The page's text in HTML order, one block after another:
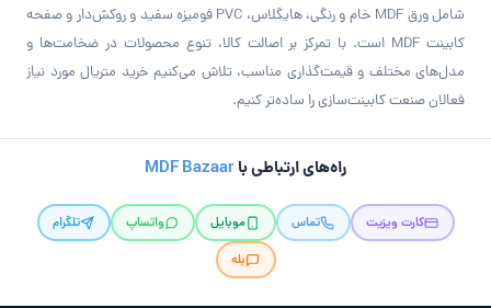
شامل ورق MDF خام و رنگی، هایگلاس، PVC فومیزه سفید و روکش‌دار و صفحه
کابینت MDF است. با تمرکز بر اصالت کالا، تنوع محصولات در ضخامت‌ها و
مدل‌های مختلف و قیمت‌گذاری مناسب، تلاش می‌کنیم خرید متریال مورد نیاز
فعالان صنعت کابینت‌سازی را ساده‌تر کنیم.
راه‌های ارتباطی باMDF Bazaar
کارت ویزیت تماس موبایل واتساپ
تلگرام
بله